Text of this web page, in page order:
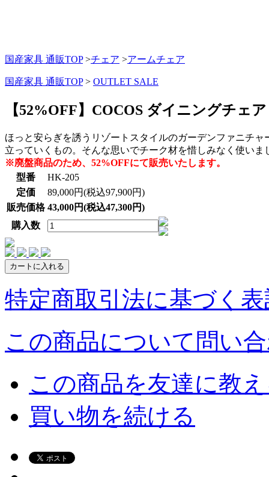
国産家具 通販TOP >チェア >アームチェア
国産家具 通販TOP > OUTLET SALE
【52%OFF】COCOS ダイニングチェ
ほっと安らぎを誘うリゾートスタイルのガーデンファニチ
立っていくもの。そんな思いでチーク材を惜しみなく使いま
※廃盤商品のため、52%OFFにて販売いたします。
型番
HK-205
定価
89,000円(税込97,900円)
販売価格 43,000円(税込47,300円)
購入数
特定商取引法に基づく
この商品について問い
この商品を友達に教
買い物を続ける